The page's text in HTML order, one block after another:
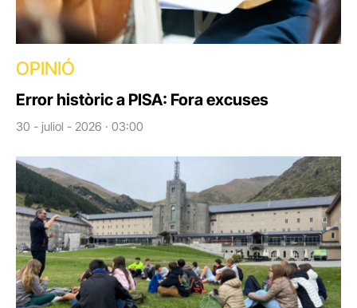
OPINIÓ
Error històric a PISA: Fora excuses
30 - juliol - 2026 · 03:00